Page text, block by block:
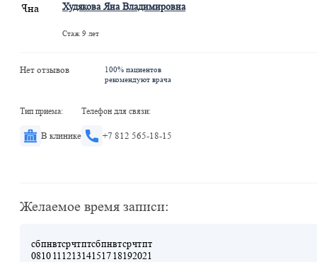
Худякова Яна Владимировна
Стаж 9 лет
Нет отзывов
100% пациентов
рекомендуют врача
Тип приема:
В клинике
Телефон для связи:
+7 812 565-18-15
Желаемое время записи:
сб
08
пн
10
вт
11
ср
12
чт
13
пт
14
сб
15
пн
17
вт
18
ср
19
чт
20
пт
21